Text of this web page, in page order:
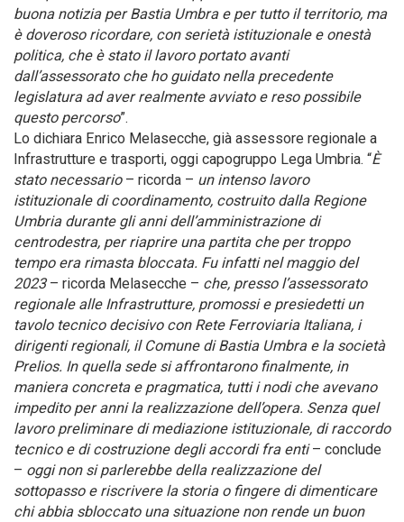
buona notizia per Bastia Umbra e per tutto il territorio, ma
è doveroso ricordare, con serietà istituzionale e onestà
politica, che è stato il lavoro portato avanti
dall’assessorato che ho guidato nella precedente
legislatura ad aver realmente avviato e reso possibile
questo percorso”.
Lo dichiara Enrico Melasecche, già assessore regionale a
Infrastrutture e trasporti, oggi capogruppo Lega Umbria. “È
stato necessario– ricorda – un intenso lavoro
istituzionale di coordinamento, costruito dalla Regione
Umbria durante gli anni dell’amministrazione di
centrodestra, per riaprire una partita che per troppo
tempo era rimasta bloccata. Fu infatti nel maggio del
2023– ricorda Melasecche – che, presso l’assessorato
regionale alle Infrastrutture, promossi e presiedetti un
tavolo tecnico decisivo con Rete Ferroviaria Italiana, i
dirigenti regionali, il Comune di Bastia Umbra e la società
Prelios. In quella sede si affrontarono finalmente, in
maniera concreta e pragmatica, tutti i nodi che avevano
impedito per anni la realizzazione dell’opera. Senza quel
lavoro preliminare di mediazione istituzionale, di raccordo
tecnico e di costruzione degli accordi fra enti– conclude
– oggi non si parlerebbe della realizzazione del
sottopasso e riscrivere la storia o fingere di dimenticare
chi abbia sbloccato una situazione non rende un buon